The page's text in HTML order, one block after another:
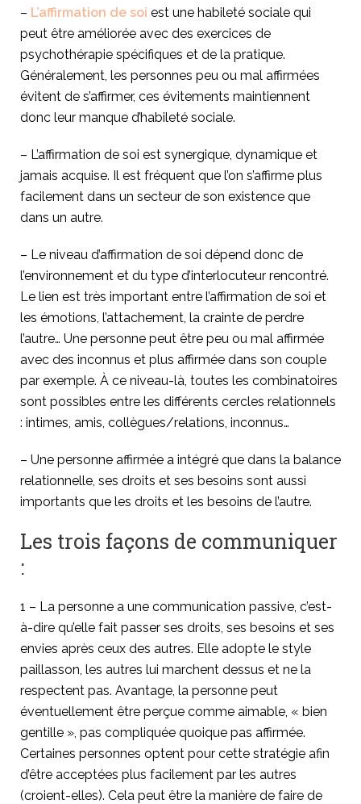
– L’affirmation de soi est une habileté sociale qui
peut être améliorée avec des exercices de
psychothérapie spécifiques et de la pratique.
Généralement, les personnes peu ou mal affirmées
évitent de s’affirmer, ces évitements maintiennent
donc leur manque d’habileté sociale.
– L’affirmation de soi est synergique, dynamique et
jamais acquise. Il est fréquent que l’on s’affirme plus
facilement dans un secteur de son existence que
dans un autre.
– Le niveau d’affirmation de soi dépend donc de
l’environnement et du type d’interlocuteur rencontré.
Le lien est très important entre l’affirmation de soi et
les émotions, l’attachement, la crainte de perdre
l’autre… Une personne peut être peu ou mal affirmée
avec des inconnus et plus affirmée dans son couple
par exemple. À ce niveau-là, toutes les combinatoires
sont possibles entre les différents cercles relationnels
: intimes, amis, collègues/relations, inconnus…
– Une personne affirmée a intégré que dans la balance
relationnelle, ses droits et ses besoins sont aussi
importants que les droits et les besoins de l’autre.
Les trois façons de communiquer
:
1 – La personne a une communication passive, c’est-
à-dire qu’elle fait passer ses droits, ses besoins et ses
envies après ceux des autres. Elle adopte le style
paillasson, les autres lui marchent dessus et ne la
respectent pas. Avantage, la personne peut
éventuellement être perçue comme aimable, « bien
gentille », pas compliquée quoique pas affirmée.
Certaines personnes optent pour cette stratégie afin
d’être acceptées plus facilement par les autres
(croient-elles). Cela peut être la manière de faire de